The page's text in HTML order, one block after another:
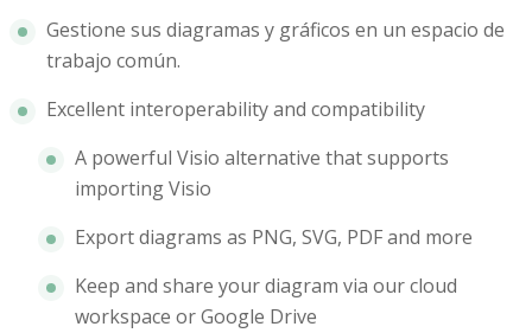
Gestione sus diagramas y gráficos en un espacio de
trabajo común.
Excellent interoperability and compatibility
A powerful Visio alternative that supports
importing Visio
Export diagrams as PNG, SVG, PDF and more
Keep and share your diagram via our cloud
workspace or Google Drive